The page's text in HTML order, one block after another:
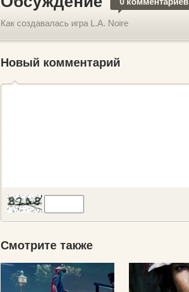
Как создавалась игра L.A. Noire
Новый комментарий
Смотрите также